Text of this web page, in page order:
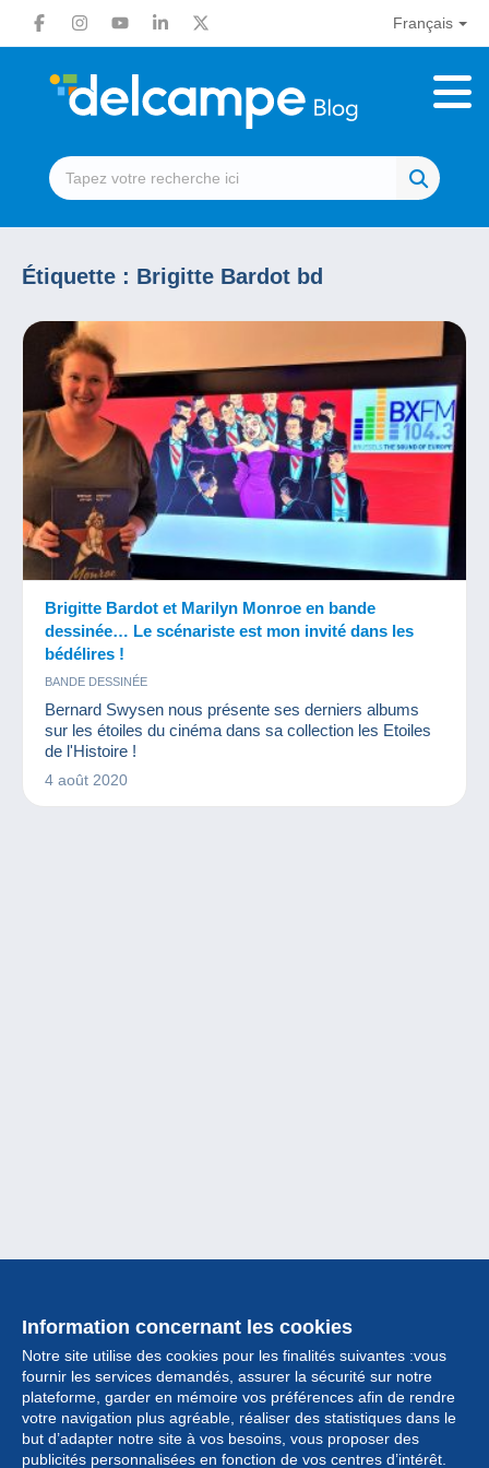
Français
Étiquette : Brigitte Bardot bd
Brigitte Bardot et Marilyn Monroe en bande
dessinée… Le scénariste est mon invité dans les
bédélires !
BANDE DESSINÉE
Bernard Swysen nous présente ses derniers albums
sur les étoiles du cinéma dans sa collection les Etoiles
de l'Histoire !
4 août 2020
Information concernant les cookies
Notre site utilise des cookies pour les finalités suivantes :vous
fournir les services demandés, assurer la sécurité sur notre
plateforme, garder en mémoire vos préférences afin de rendre
votre navigation plus agréable, réaliser des statistiques dans le
but d’adapter notre site à vos besoins, vous proposer des
publicités personnalisées en fonction de vos centres d’intérêt.
Collection